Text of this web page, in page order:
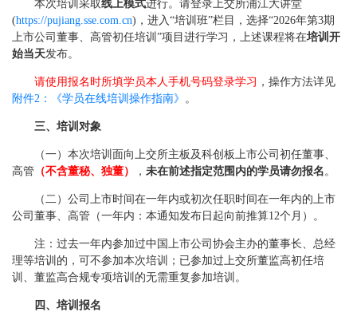
本次培训采取线上模式进行。请登录上交所浦江大讲堂
(https://pujiang.sse.com.cn)，进入“培训班”栏目，选择“2026年第3期
上市公司董事、高管初任培训”项目进行学习，上述课程将在培训开
始当天发布。
请使用报名时所填学员本人手机号码登录学习 ，操作方法详见
附件2：《学员在线培训操作指南》 。
三、培训对象
（一）本次培训面向上交所主板及科创板上市公司初任董事、
高管 （不含董秘、独董） ， 未在前述指定范围内的学员请勿报名。
（二）公司上市时间在一年内或初次任职时间在一年内的上市
公司董事、高管（一年内：本通知发布日起向前推算12个月）。
注：过去一年内参加过中国上市公司协会主办的董事长、总经
理等培训的，可不参加本次培训；已参加过上交所董监高初任培
训、董监高合规专项培训的无需重复参加培训。
四、培训报名